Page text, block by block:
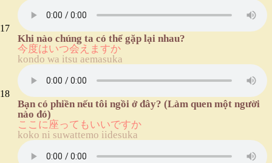
17
Khi nào chúng ta có thể gặp lại nhau?
今度はいつ会えますか
kondo wa itsu aemasuka
18
Bạn có phiền nếu tôi ngồi ở đây? (Làm quen một người
nào đó)
ここに座ってもいいですか
koko ni suwattemo iidesuka